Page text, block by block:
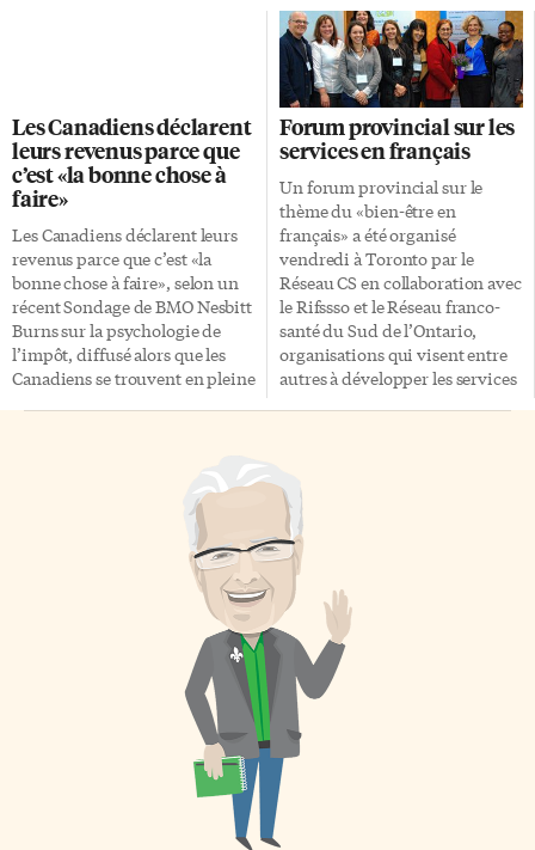
choisira chaque semaine une
photo qui sera publiée dans le
journal, sur le site Internet et
sur la page Facebook.
et se conclura en beauté à la
galerie Thompson Landry avec
la fameuse bouffe de Jamie
Kennedy et des encans
silencieux et criés. Cette année,
plusieurs tableaux de Michel
Tremblay seront présentés aux
encans, ainsi que des originaux
de Philippe Béha, l’illustrateur
en chef du Théâtre français de
Toronto. […]
Les Canadiens déclarent
leurs revenus parce que
c’est «la bonne chose à
faire»
Les Canadiens déclarent leurs
revenus parce que c’est «la
bonne chose à faire», selon un
récent Sondage de BMO Nesbitt
Burns sur la psychologie de
l’impôt, diffusé alors que les
Canadiens se trouvent en pleine
résultats du sondage, des 94%
de Canadiens qui produisent
une déclaration de revenus
chaque année, plus de la moitié
(52%) affirment agir ainsi parce
que c’est «la bonne chose à
faire». Les résultats du sondage
ont également révélé d’autres
raisons pour lesquelles les
Canadiens produisent chaque
Forum provincial sur les
services en français
Un forum provincial sur le
thème du «bien-être en
français» a été organisé
vendredi à Toronto par le
Réseau CS en collaboration avec
le Rifssso et le Réseau franco-
santé du Sud de l’Ontario,
organisations qui visent entre
autres à développer les services
anglophones de différents
secteurs venus s’informer, se
rencontrer, partager leurs
expériences et bâtir des
partenariats pour promouvoir
le développement de services
en français en Ontario.
Partenariats «L’objectif de ce
forum est de favoriser le bien-
être des Franco-ontariens grâce
[…]